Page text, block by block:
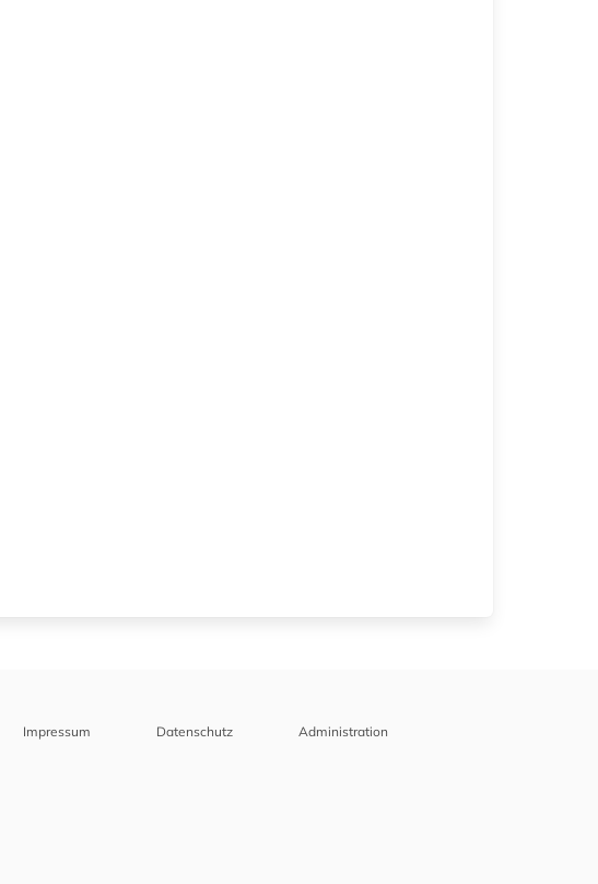
Impressum Datenschutz Administration